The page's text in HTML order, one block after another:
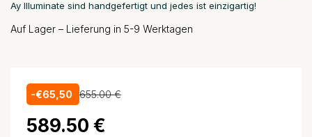
Ay Illuminate sind handgefertigt und jedes ist einzigartig!
Auf Lager – Lieferung in 5-9 Werktagen
-€65,50 655.00 €
589.50 €